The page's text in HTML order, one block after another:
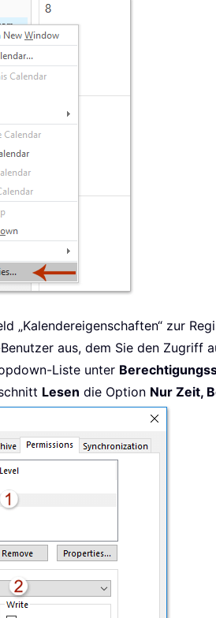
„Kalendereigenschaften“ zur
aus, dem Sie den Zugriff
Liste unter
Lesen die Option Nur Zeit,